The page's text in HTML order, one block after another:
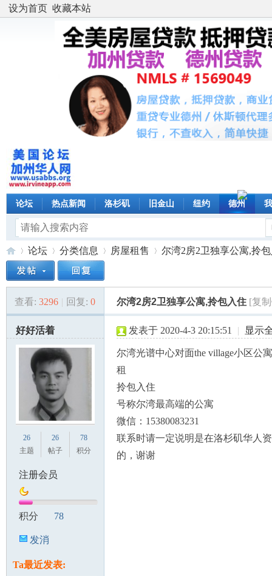
设为首页 收藏本站
论坛 热点新闻 洛杉矶 旧金山 纽约 德州
美»
论坛
›
分类信息 房屋租售
›
尔湾2房2卫独享公寓,拎
查看: 3296 | 回复: 0 尔湾2房2卫独享公寓,拎包入住 [复
好好活着
26
主题
26
帖子
78
积分
注册会员
积分 78
发消
Ta最近发表:
发表于 2020-4-3 20:15:51 | 显示
尔湾光谱中心对面the village小区公
租
拎包入住
号称尔湾最高端的公寓
微信：15380083231
联系时请一定说明是在洛杉矶华人
的，谢谢